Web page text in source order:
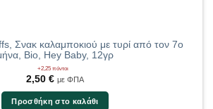
Σνακ καλαμποκιού με τυρί από τον 7ο
Bio, Hey Baby, 12γρ
+2,25 πόντοι
2,50 € με ΦΠΑ
Προσθήκη στο καλάθι